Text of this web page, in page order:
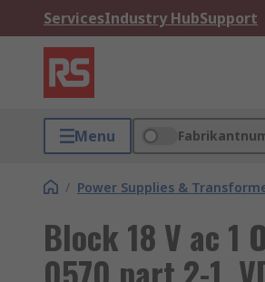
ServicesIndustry HubSupport
Menu
/ Power Supplies &
Block 18 V ac 1